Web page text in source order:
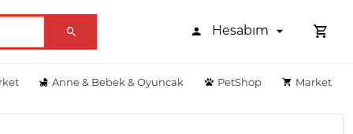
Hesabım
Anne & Bebek & Oyuncak PetShop Market